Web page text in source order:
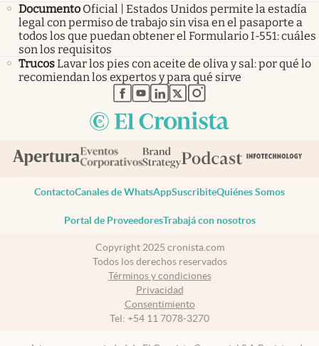
Documento Oficial | Estados Unidos permite la estadía
legal con permiso de trabajo sin visa en el pasaporte a
todos los que puedan obtener el Formulario I-551: cuáles
son los requisitos
TrucosLavar los pies con aceite de oliva y sal: por qué lo
recomiendan los expertos y para qué sirve
abre en nueva pestaña
abre en nueva pestaña
abre en nueva pestaña
abre en nueva pestaña
abre en nueva pestaña
ContactoCanales de WhatsAppSuscribiteQuiénes Somos
Portal de ProveedoresTrabajá con nosotros
Copyright 2025 cronista.com
Todos los derechos reservados
Términos y condiciones
Privacidad
Consentimiento
Tel: +54 11 7078-3270